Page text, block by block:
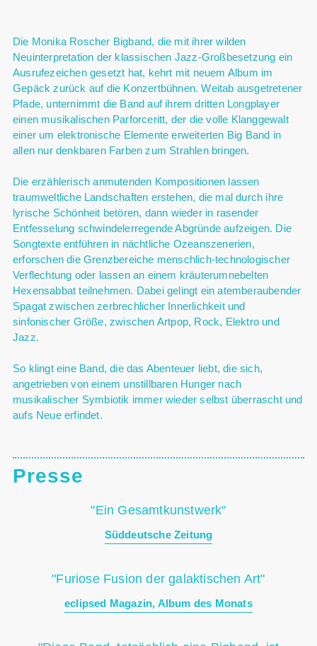
Die Monika Roscher Bigband, die mit ihrer wilden
Neuinterpretation der klassischen Jazz-Großbesetzung ein
Ausrufezeichen gesetzt hat, kehrt mit neuem Album im
Gepäck zurück auf die Konzertbühnen. Weitab ausgetretener
Pfade, unternimmt die Band auf ihrem dritten Longplayer
einen musikalischen Parforceritt, der die volle Klanggewalt
einer um elektronische Elemente erweiterten Big Band in
allen nur denkbaren Farben zum Strahlen bringen.
Die erzählerisch anmutenden Kompositionen lassen
traumweltliche Landschaften erstehen, die mal durch ihre
lyrische Schönheit betören, dann wieder in rasender
Entfesselung schwindelerregende Abgründe aufzeigen. Die
Songtexte entführen in nächtliche Ozeanszenerien,
erforschen die Grenzbereiche menschlich-technologischer
Verflechtung oder lassen an einem kräuterumnebelten
Hexensabbat teilnehmen. Dabei gelingt ein atemberaubender
Spagat zwischen zerbrechlicher Innerlichkeit und
sinfonischer Größe, zwischen Artpop, Rock, Elektro und
Jazz.
So klingt eine Band, die das Abenteuer liebt, die sich,
angetrieben von einem unstillbaren Hunger nach
musikalischer Symbiotik immer wieder selbst überrascht und
aufs Neue erfindet.
Presse
"Ein Gesamtkunstwerk"
Süddeutsche Zeitung
"Furiose Fusion der galaktischen Art"
eclipsed Magazin, Album des Monats